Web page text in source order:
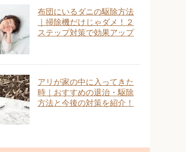
布団にいるダニの駆除方法
｜掃除機だけじゃダメ！２
ステップ対策で効果アップ
アリが家の中に入ってきた
時｜おすすめの退治・駆除
方法と今後の対策を紹介！